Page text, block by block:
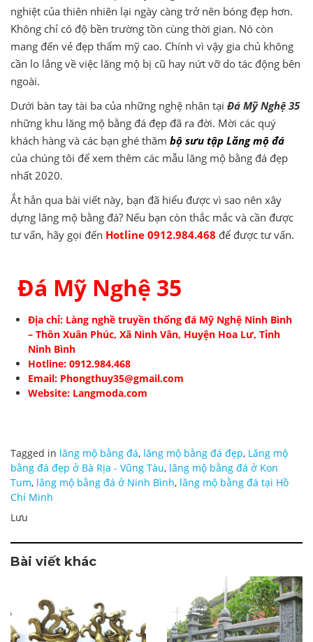
nghiệt của thiên nhiên lại ngày càng trở nên bóng đẹp hơn.
Không chỉ có độ bền trường tồn cùng thời gian. Nó còn
mang đến vẻ đẹp thẩm mỹ cao. Chính vì vậy gia chủ không
cần lo lắng về việc lăng mộ bị cũ hay nứt vỡ do tác động bên
ngoài.
Dưới bàn tay tài ba của những nghệ nhân tại Đá Mỹ Nghệ 35
những khu lăng mộ bằng đá đẹp đã ra đời. Mời các quý
khách hàng và các bạn ghé thăm bộ sưu tập Lăng mộ đá
của chúng tôi để xem thêm các mẫu lăng mộ bằng đá đẹp
nhất 2020.
Ắt hẳn qua bài viết này, bạn đã hiểu được vì sao nên xây
dựng lăng mộ bằng đá? Nếu bạn còn thắc mắc và cần được
tư vấn, hãy gọi đến Hotline 0912.984.468 để được tư vấn.
Đá Mỹ Nghệ 35
Địa chỉ: Làng nghề truyền thống đá Mỹ Nghệ Ninh Bình
– Thôn Xuân Phúc, Xã Ninh Vân, Huyện Hoa Lư, Tỉnh
Ninh Bình
Hotline: 0912.984.468
Email: Phongthuy35@gmail.com
Website: Langmoda.com
Tagged in lăng mộ bằng đá, lăng mộ bằng đá đẹp, Lăng mộ
bằng đá đẹp ở Bà Rịa - Vũng Tàu, lăng mộ bằng đá ở Kon
Tum, lăng mộ bằng đá ở Ninh Bình, lăng mộ bằng đá tại Hồ
Chí Minh
Lưu
Bài viết khác